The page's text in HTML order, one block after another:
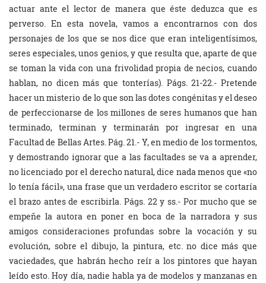
actuar ante el lector de manera que éste deduzca que es
perverso. En esta novela, vamos a encontrarnos con dos
personajes de los que se nos dice que eran inteligentísimos,
seres especiales, unos genios, y que resulta que, aparte de que
se toman la vida con una frivolidad propia de necios, cuando
hablan, no dicen más que tonterías). Págs. 21-22.- Pretende
hacer un misterio de lo que son las dotes congénitas y el deseo
de perfeccionarse de los millones de seres humanos que han
terminado, terminan y terminarán por ingresar en una
Facultad de Bellas Artes. Pág. 21.- Y, en medio de los tormentos,
y demostrando ignorar que a las facultades se va a aprender,
no licenciado por el derecho natural, dice nada menos que «no
lo tenía fácil», una frase que un verdadero escritor se cortaría
el brazo antes de escribirla. Págs. 22 y ss.- Por mucho que se
empeñe la autora en poner en boca de la narradora y sus
amigos consideraciones profundas sobre la vocación y su
evolución, sobre el dibujo, la pintura, etc. no dice más que
vaciedades, que habrán hecho reír a los pintores que hayan
leído esto. Hoy día, nadie habla ya de modelos y manzanas en